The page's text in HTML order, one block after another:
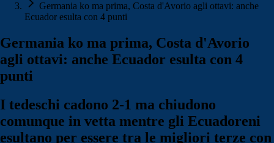
Germania ko ma prima, Costa d'Avorio agli ottavi: anche
Ecuador esulta con 4 punti
Germania ko ma prima, Costa d'Avorio
agli ottavi: anche Ecuador esulta con 4
punti
I tedeschi cadono 2-1 ma chiudono
comunque in vetta mentre gli Ecuadoreni
esultano per essere tra le migliori terze con